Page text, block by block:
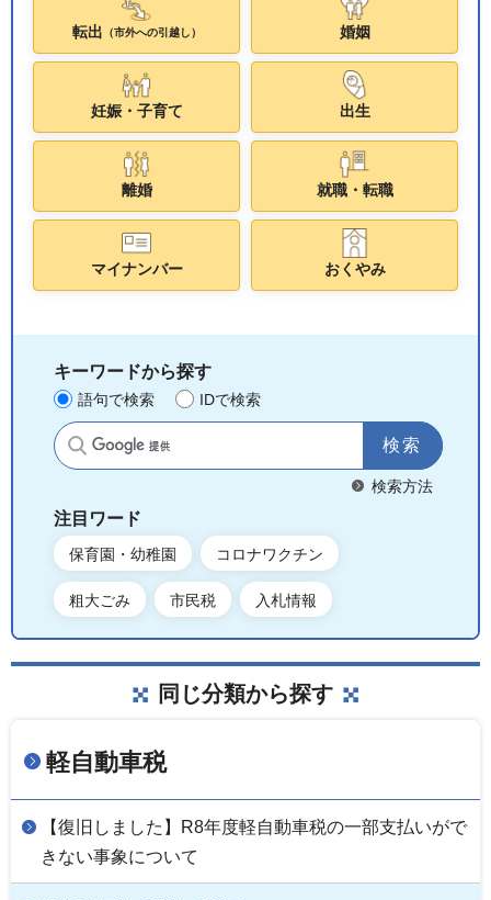
転出 （市外への引越し） 婚姻
妊娠・子育て 出生
離婚 就職・転職
マイナンバー おくやみ
キーワードから探す
語句で検索 IDで検索
サイト内検索
検索方法
注目ワード
保育園・幼稚園 コロナワクチン
粗大ごみ 市民税 入札情報
同じ分類から探す
軽自動車税
【復旧しました】R8年度軽自動車税の一部支払いがで
きない事象について